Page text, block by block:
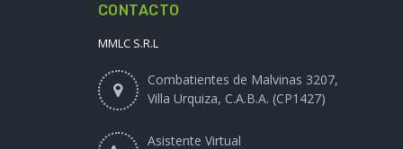
CONTACTO
MMLC S.R.L
Combatientes de Malvinas 3207,
Villa Urquiza, C.A.B.A. (CP1427)
Asistente Virtual